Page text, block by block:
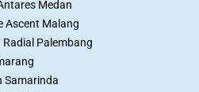
Medan
Ascent Malang
Palembang
Samarinda